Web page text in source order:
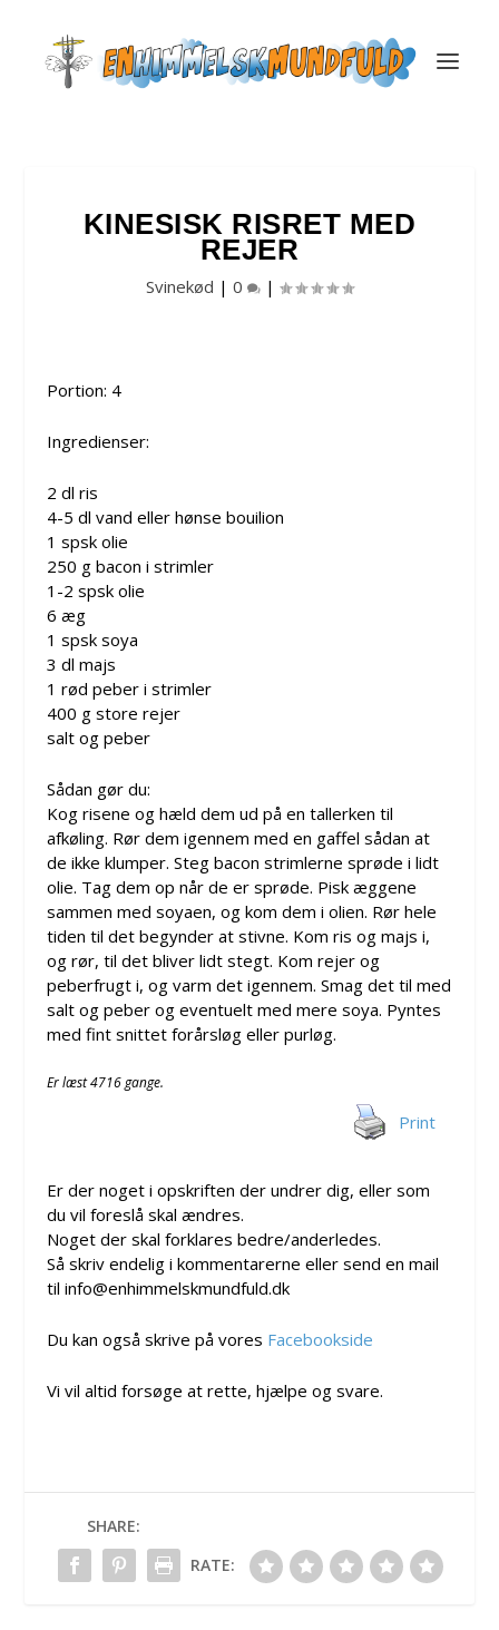
KINESISK RISRET MED
REJER
Svinekød | 0 |
Portion: 4
Ingredienser:
2 dl ris
4-5 dl vand eller hønse bouilion
1 spsk olie
250 g bacon i strimler
1-2 spsk olie
6 æg
1 spsk soya
3 dl majs
1 rød peber i strimler
400 g store rejer
salt og peber
Sådan gør du:
Kog risene og hæld dem ud på en tallerken til
afkøling. Rør dem igennem med en gaffel sådan at
de ikke klumper. Steg bacon strimlerne sprøde i lidt
olie. Tag dem op når de er sprøde. Pisk æggene
sammen med soyaen, og kom dem i olien. Rør hele
tiden til det begynder at stivne. Kom ris og majs i,
og rør, til det bliver lidt stegt. Kom rejer og
peberfrugt i, og varm det igennem. Smag det til med
salt og peber og eventuelt med mere soya. Pyntes
med fint snittet forårsløg eller purløg.
Er læst 4716 gange.
Print
Er der noget i opskriften der undrer dig, eller som
du vil foreslå skal ændres.
Noget der skal forklares bedre/anderledes.
Så skriv endelig i kommentarerne eller send en mail
til info@enhimmelskmundfuld.dk
Du kan også skrive på vores Facebookside
Vi vil altid forsøge at rette, hjælpe og svare.
SHARE:
RATE: